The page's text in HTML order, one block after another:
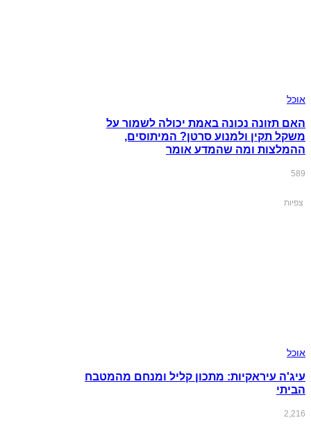
אוכל
האם תזונה נכונה באמת יכולה לשמור על
משקל תקין ולמנוע סרטן? המיתוסים,
ההמלצות ומה שהמדע אומר
589
צפיות
אוכל
עיג'ה עיראקיות: מתכון קליל ומנחם מהמטבח
הביתי
2,216